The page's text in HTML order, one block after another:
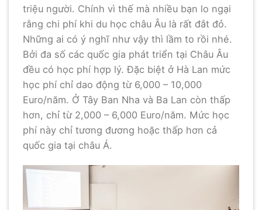
triệu người. Chính vì thế mà nhiều bạn lo ngại
rằng chi phí khi du học châu Âu là rất đắt đỏ.
Những ai có ý nghĩ như vậy thì lầm to rồi nhé.
Bởi đa số các quốc gia phát triển tại Châu Âu
đều có học phí hợp lý. Đặc biệt ở Hà Lan mức
học phí chỉ dao động từ 6,000 – 10,000
Euro/năm. Ở Tây Ban Nha và Ba Lan còn thấp
hơn, chỉ từ 2,000 – 6,000 Euro/năm. Mức học
phí này chỉ tương đương hoặc thấp hơn cả
quốc gia tại châu Á.